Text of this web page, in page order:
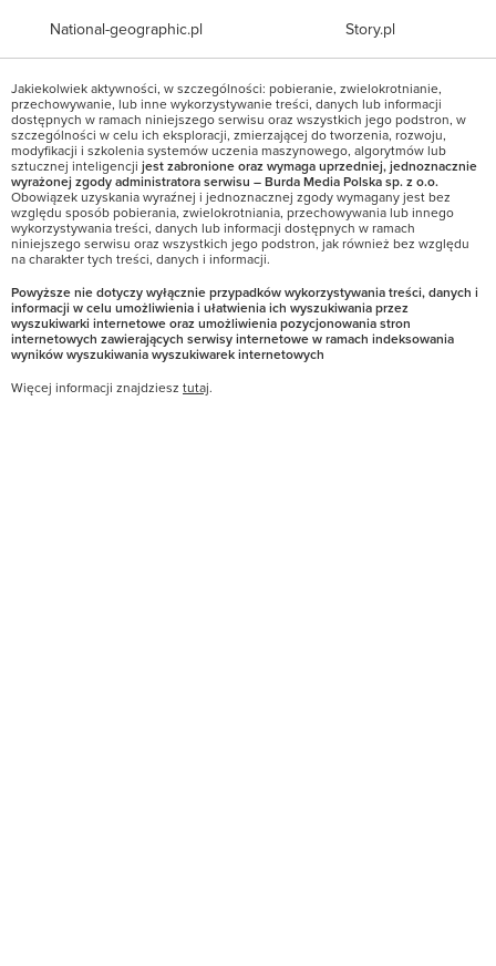
National-geographic.pl
Story.pl
Jakiekolwiek aktywności, w szczególności: pobieranie, zwielokrotnianie,
przechowywanie, lub inne wykorzystywanie treści, danych lub informacji
dostępnych w ramach niniejszego serwisu oraz wszystkich jego podstron, w
szczególności w celu ich eksploracji, zmierzającej do tworzenia, rozwoju,
modyfikacji i szkolenia systemów uczenia maszynowego, algorytmów lub
sztucznej inteligencji jest zabronione oraz wymaga uprzedniej, jednoznacznie
wyrażonej zgody administratora serwisu – Burda Media Polska sp. z o.o.
Obowiązek uzyskania wyraźnej i jednoznacznej zgody wymagany jest bez
względu sposób pobierania, zwielokrotniania, przechowywania lub innego
wykorzystywania treści, danych lub informacji dostępnych w ramach
niniejszego serwisu oraz wszystkich jego podstron, jak również bez względu
na charakter tych treści, danych i informacji.
Powyższe nie dotyczy wyłącznie przypadków wykorzystywania treści, danych i
informacji w celu umożliwienia i ułatwienia ich wyszukiwania przez
wyszukiwarki internetowe oraz umożliwienia pozycjonowania stron
internetowych zawierających serwisy internetowe w ramach indeksowania
wyników wyszukiwania wyszukiwarek internetowych
Więcej informacji znajdziesz tutaj.